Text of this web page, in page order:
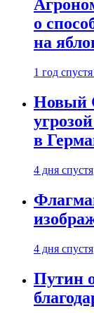
о
на
1 год спустя
Новый
в
4 дня спустя
4 дня спустя
Путин